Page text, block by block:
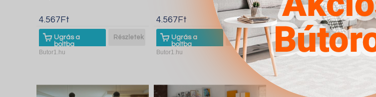
4.567Ft
Ugrás a
boltba
Részletek
Butor1.hu
4.567Ft
Ugrás a
boltba
Részletek
Butor1.hu
4.567Ft
Ugrás a
boltba
Részletek
Butor1.hu